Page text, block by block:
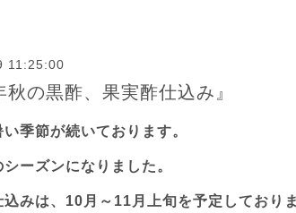
11:25:00
秋の黒酢、果実酢仕込み』
い季節が続いております。
ーズンになりました。
みは、 10 月～ 11 月上旬を予定しており